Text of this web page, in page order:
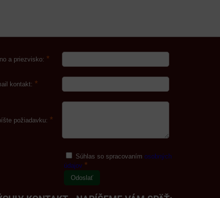
a priezvisko: *
kontakt: *
požiadavku: *
Súhlas so spracovanímosobných
údajov *
Odoslať